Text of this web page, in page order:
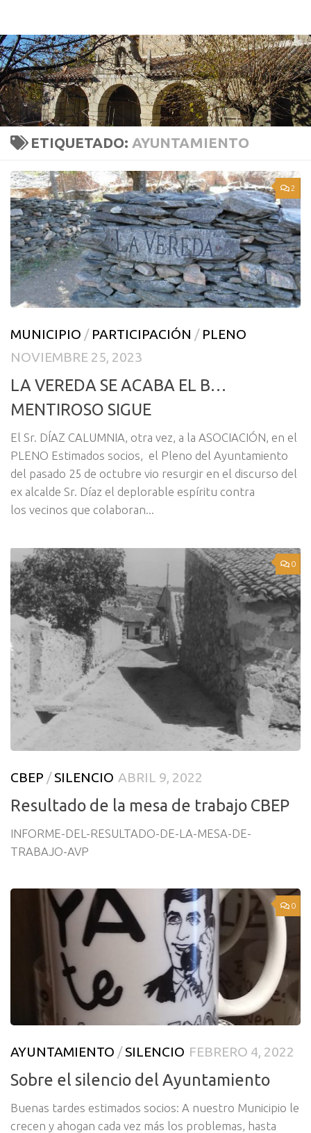
ETIQUETADO: AYUNTAMIENTO
2
MUNICIPIO / PARTICIPACIÓN / PLENO
NOVIEMBRE 25, 2023
LA VEREDA SE ACABA EL B…
MENTIROSO SIGUE
El Sr. DÍAZ CALUMNIA, otra vez, a la ASOCIACIÓN, en el
PLENO Estimados socios, el Pleno del Ayuntamiento
del pasado 25 de octubre vio resurgir en el discurso del
ex alcalde Sr. Díaz el deplorable espíritu contra
los vecinos que colaboran...
0
CBEP /SILENCIO ABRIL 9, 2022
Resultado de la mesa de trabajo CBEP
INFORME-DEL-RESULTADO-DE-LA-MESA-DE-
TRABAJO-AVP
0
AYUNTAMIENTO /SILENCIO FEBRERO 4, 2022
Sobre el silencio del Ayuntamiento
Buenas tardes estimados socios: A nuestro Municipio le
crecen y ahogan cada vez más los problemas, hasta